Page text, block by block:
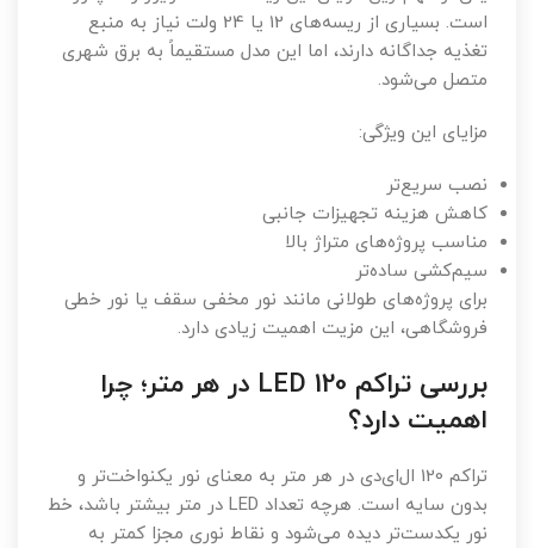
است. بسیاری از ریسه‌های 12 یا 24 ولت نیاز به منبع
تغذیه جداگانه دارند، اما این مدل مستقیماً به برق شهری
متصل می‌شود.
مزایای این ویژگی:
نصب سریع‌تر
کاهش هزینه تجهیزات جانبی
مناسب پروژه‌های متراژ بالا
سیم‌کشی ساده‌تر
برای پروژه‌های طولانی مانند نور مخفی سقف یا نور خطی
فروشگاهی، این مزیت اهمیت زیادی دارد.
بررسی تراکم 120 LED در هر متر؛ چرا
اهمیت دارد؟
تراکم 120 ال‌ای‌دی در هر متر به معنای نور یکنواخت‌تر و
بدون سایه است. هرچه تعداد LED در متر بیشتر باشد، خط
نور یکدست‌تر دیده می‌شود و نقاط نوری مجزا کمتر به